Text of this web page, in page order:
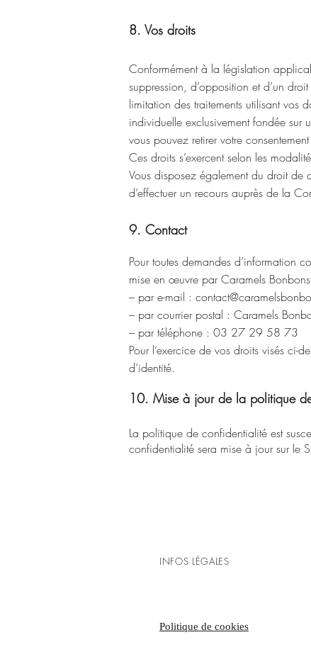
8. Vos droits
Conformément à la législation
suppression, d’opposition et d’un
limitation des traitements utilisant vos
individuelle exclusivement fondée sur
vous pouvez retirer votre
Ces droits s’exercent selon les
Vous disposez également du droit de
d’effectuer un recours auprès de la
9. Contact
Pour toutes demandes d’information
mise en œuvre parCaramels
– par e-mail :
– par courrier postal : Caramels
– par téléphone : 03 27 29 58 73
Pour l’exercice de vos droits visés ci-
d’identité.
10. Mise à jour de la politique
La politique de confidentialité est
confidentialité sera mise à jour sur le
INFOS LÉGALES
Politique de cookies